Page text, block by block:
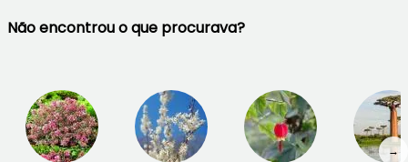
Não encontrou o que procurava?
→